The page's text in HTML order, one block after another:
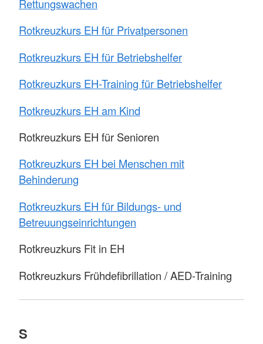
Rettungswachen
Rotkreuzkurs EH für Privatpersonen
Rotkreuzkurs EH für Betriebshelfer
Rotkreuzkurs EH-Training für Betriebshelfer
Rotkreuzkurs EH am Kind
Rotkreuzkurs EH für Senioren
Rotkreuzkurs EH bei Menschen mit
Behinderung
Rotkreuzkurs EH für Bildungs- und
Betreuungseinrichtungen
Rotkreuzkurs Fit in EH
Rotkreuzkurs Frühdefibrillation / AED-Training
S